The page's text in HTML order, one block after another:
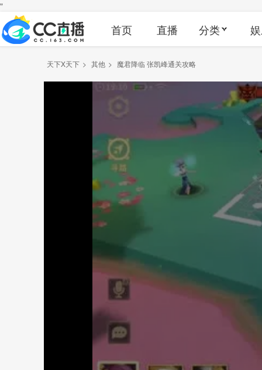
"
首页 直播 分类
天下X天下 > 其他 > 魔君降临 张凯峰通关攻略